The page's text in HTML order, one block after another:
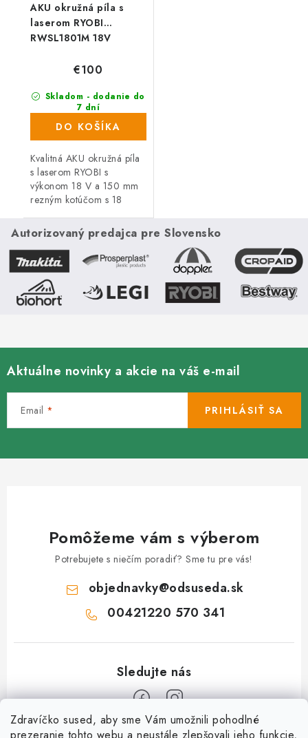
Zdravíčko sused, aby sme Vám umožnili pohodlné
AKU okružná píla s
laserom RYOBI
RWSL1801M 18V
Skladom - dodanie do
7 dní
(766 ks)
€100
DO KOŠÍKA
Kvalitná AKU okružná píla
s laserom RYOBI s
výkonom 18 V a 150 mm
rezným kotúčom s 18
požiadavky remeselníkov a
domácich majstrov na
kvalitu a vysoký výkon,...
Autorizovaný predajca pre Slovensko
Aktuálne novinky a akcie na váš e-mail
Email PRIHLÁSIŤ SA
Pomôžeme vám s výberom
Potrebujete s niečím poradiť? Sme tu pre vás!
objednavky@odsuseda.sk
00421220 570 341